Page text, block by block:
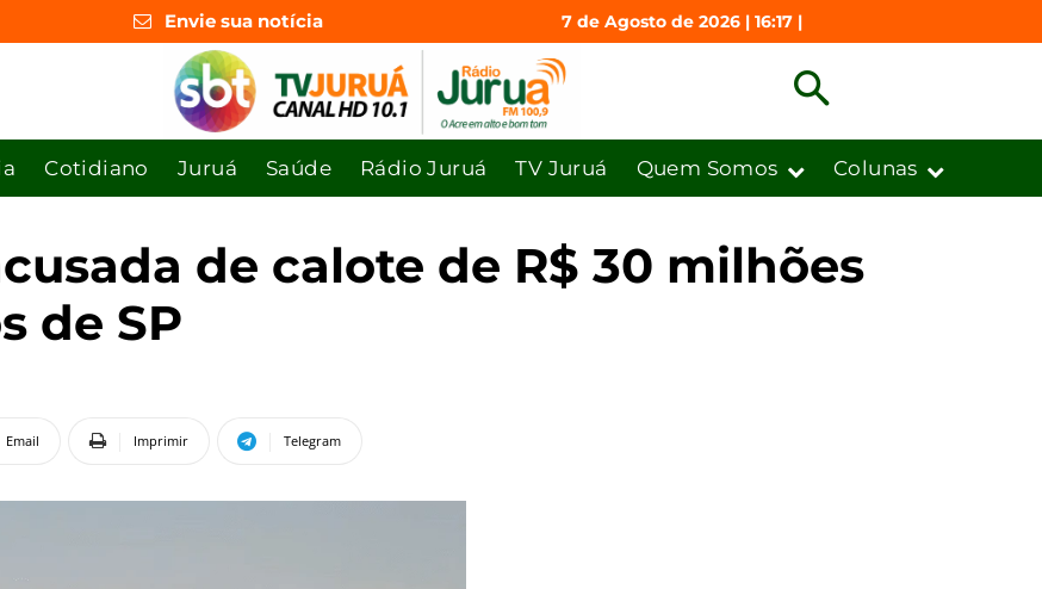
Envie sua notícia 7 de Agosto de 2026 | 16:17 |
Cotidiano Juruá Saúde Rádio Juruá TV Juruá Quem Somos Colunas
de calote de R$ 30 milhões
de SP
Email Imprimir Telegram